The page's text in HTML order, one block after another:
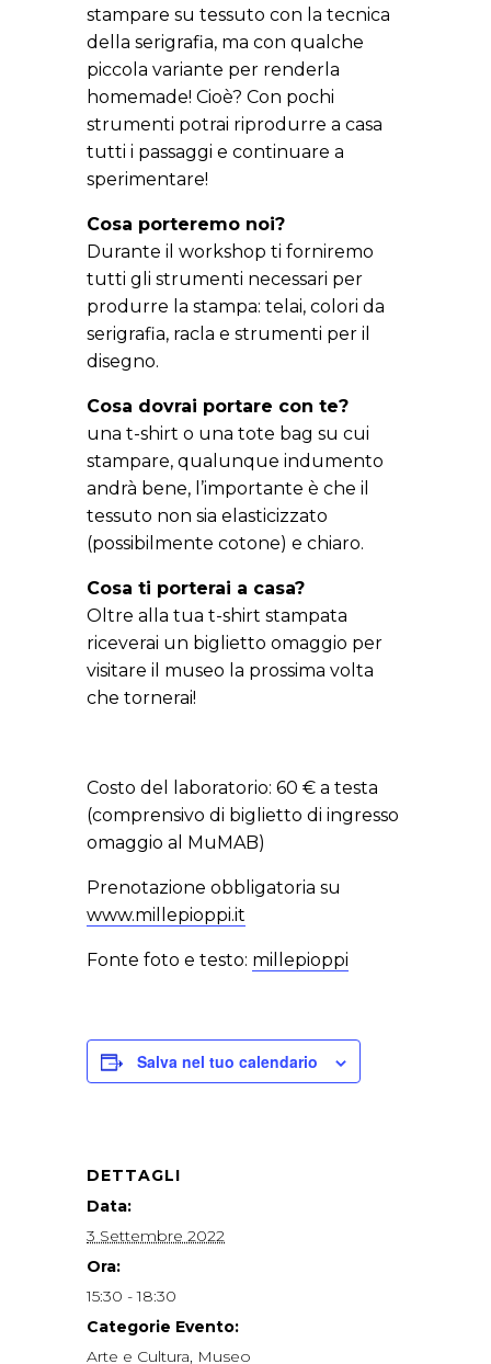
stampare su tessuto con la tecnica
della serigrafia, ma con qualche
piccola variante per renderla
homemade! Cioè? Con pochi
strumenti potrai riprodurre a casa
tutti i passaggi e continuare a
sperimentare!
Cosa porteremo noi?
Durante il workshop ti forniremo
tutti gli strumenti necessari per
produrre la stampa: telai, colori da
serigrafia, racla e strumenti per il
disegno.
Cosa dovrai portare con te?
una t-shirt o una tote bag su cui
stampare, qualunque indumento
andrà bene, l’importante è che il
tessuto non sia elasticizzato
(possibilmente cotone) e chiaro.
Cosa ti porterai a casa?
Oltre alla tua t-shirt stampata
riceverai un biglietto omaggio per
visitare il museo la prossima volta
che tornerai!
Costo del laboratorio: 60 € a testa
(comprensivo di biglietto di ingresso
omaggio al MuMAB)
Prenotazione obbligatoria su
www.millepioppi.it
Fonte foto e testo: millepioppi
Salva nel tuo calendario
DETTAGLI
Data:
3 Settembre 2022
Ora:
15:30 - 18:30
Categorie Evento:
Arte e Cultura, Museo